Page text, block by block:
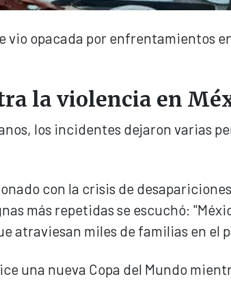
vio opacada por enfrentamientos
la violencia en
los incidentes dejaron varias
con la crisis de
más repetidas se escuchó:
atraviesan miles de familias en el
una nueva Copa del Mundo